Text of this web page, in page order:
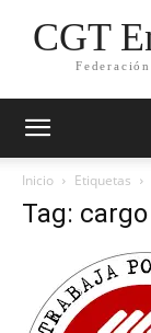
CGT
Inicio Etiquetas
Tag: